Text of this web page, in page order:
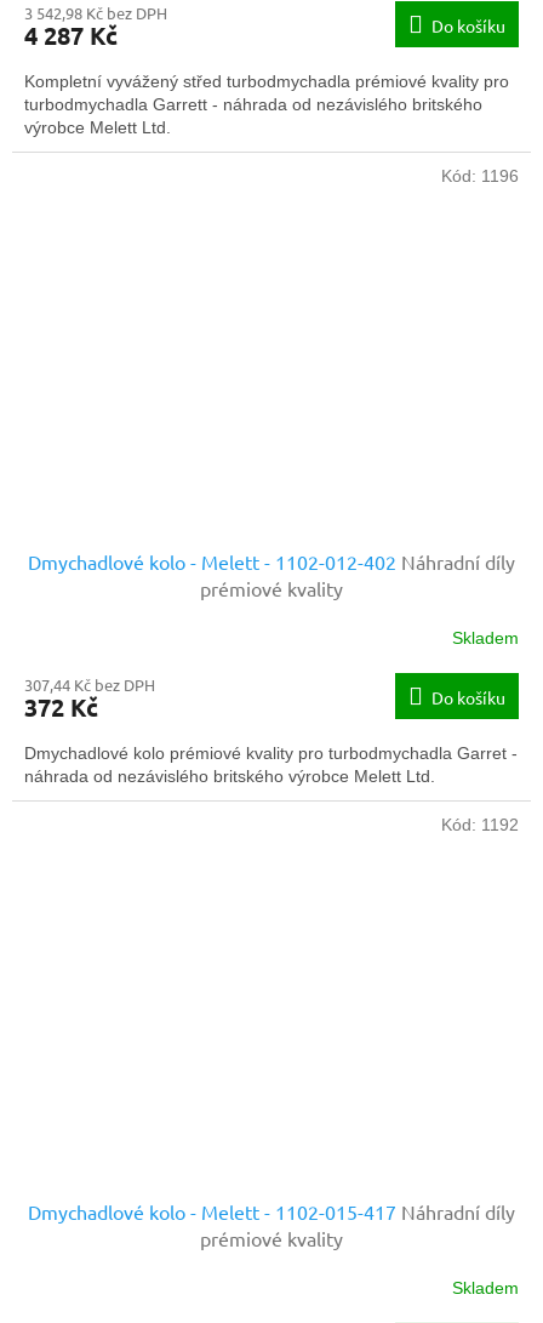
3 542,98 Kč bez DPH
4 287 Kč Do košíku
Kompletní vyvážený střed turbodmychadla prémiové kvality pro
turbodmychadla Garrett - náhrada od nezávislého britského
výrobce Melett Ltd.
Dmychadlové kolo - Melett - 1102-012-402 Náhradní díly
prémiové kvality
Skladem
307,44 Kč bez DPH
372 Kč Do košíku
Dmychadlové kolo prémiové kvality pro turbodmychadla Garret -
náhrada od nezávislého britského výrobce Melett Ltd.
Kód: 1196
Dmychadlové kolo - Melett - 1102-015-417 Náhradní díly
prémiové kvality
Skladem
Kód: 1192